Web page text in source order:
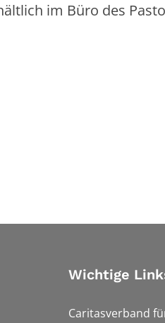
im Büro des
Wichtige
Caritasverband